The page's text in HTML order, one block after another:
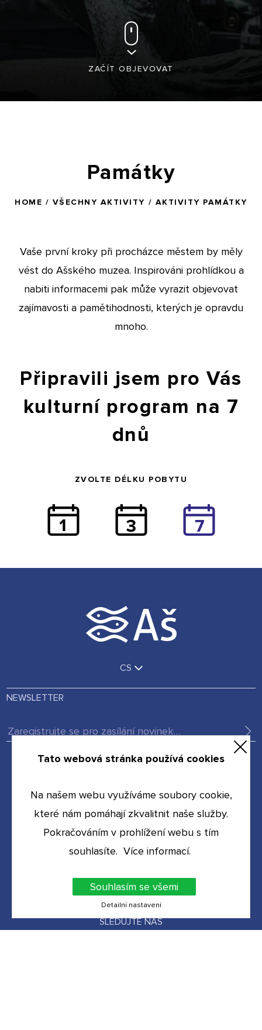
Tato webová stránka používá cookies
Na našem webu využíváme soubory cookie,
které nám pomáhají zkvalitnit naše služby.
Pokračováním v prohlížení webu s tím
souhlasíte. Více informací.
Souhlasím se všemi
Detailní nastavení
ZAČÍT OBJEVOVAT
Památky
HOME / VŠECHNY AKTIVITY / AKTIVITY PAMÁTKY
Vaše první kroky při procházce městem by měly
vést do Ašského muzea. Inspirováni prohlídkou a
nabiti informacemi pak může vyrazit objevovat
zajímavosti a pamětihodnosti, kterých je opravdu
mnoho.
Připravili jsem pro Vás
kulturní program na 7
dnů
ZVOLTE DÉLKU POBYTU
CS
Informační centrum Aš
Hlavní 23
infocentrum@info-as.cz
NEWSLETTER
Musíte souhlasit se zpracováním osobních údajů
SLEDUJTE NÁS